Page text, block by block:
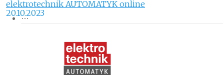
elektrotechnik AUTOMATYK online
20.10.2023